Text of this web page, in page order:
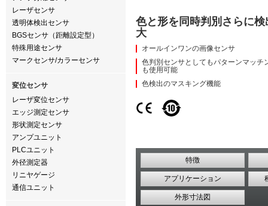
レーザセンサ
透明体検出センサ
BGSセンサ（距離設定型）
特殊用途センサ
マークセンサ/カラーセンサ
変位センサ
レーザ変位センサ
エッジ測定センサ
形状測定センサ
アンプユニット
PLCユニット
外径測定器
リニヤゲージ
通信ユニット
色と形を同時判別さらに
大
オールインワンの画像センサ
色判別センサとしてもパターンマッチ
も使用可能
色検出のマスキング機能
特徴
アプリケーション
外形寸法図